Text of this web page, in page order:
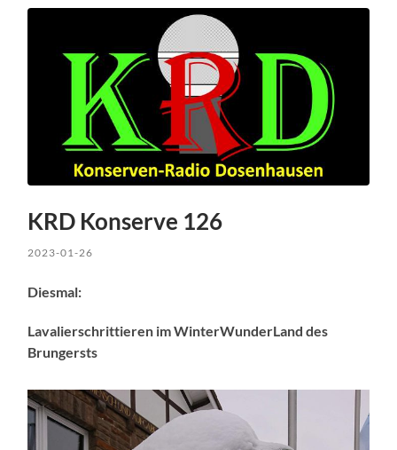
KRD Konserve 126
2023-01-26
Diesmal:
Lavalierschrittieren im WinterWunderLand des
Brungersts